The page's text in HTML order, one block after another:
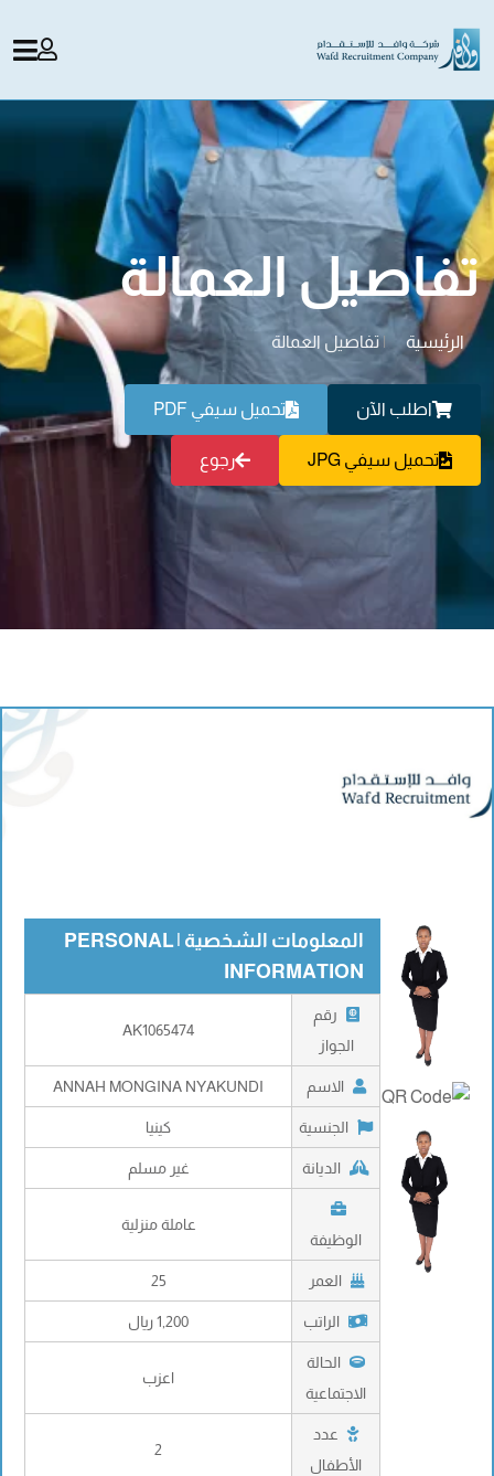
تفاصيل العمالة
الرئيسية |تفاصيل العمالة
اطلب الآن تحميل سيفي PDF
تحميل سيفي JPG رجوع
المعلومات الشخصية | PERSONAL
INFORMATION
رقم
الجواز
AK1065474
الاسم ANNAH MONGINA NYAKUNDI
الجنسية كينيا
الديانة غير مسلم
الوظيفة
عاملة منزلية
العمر 25
الراتب 1,200 ريال
الحالة
الاجتماعية
اعزب
عدد
الأطفال
2